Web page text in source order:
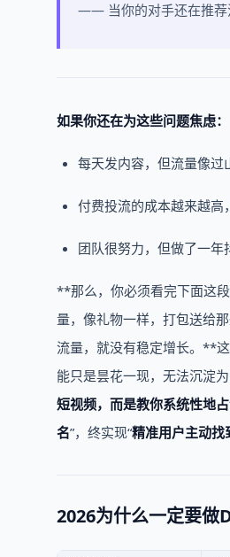
—— 当你的对手还在推荐
如果你还在为这些问题焦虑：
每天发内容，但流量像
付费投流的成本越来越高
团队很努力，但做了一
**那么，你必须看完下面这
量，像礼物一样，打包送给
流量，就没有稳定增长。**
能只是昙花一现，无法沉淀
短视频，而是教你系统性地
名”，终实现“精准用户主动找
2026为什么一定要做